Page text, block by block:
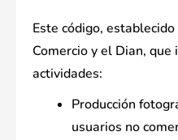
Este código,
Comercio y el Dian,
actividades:
Producción
usuarios no